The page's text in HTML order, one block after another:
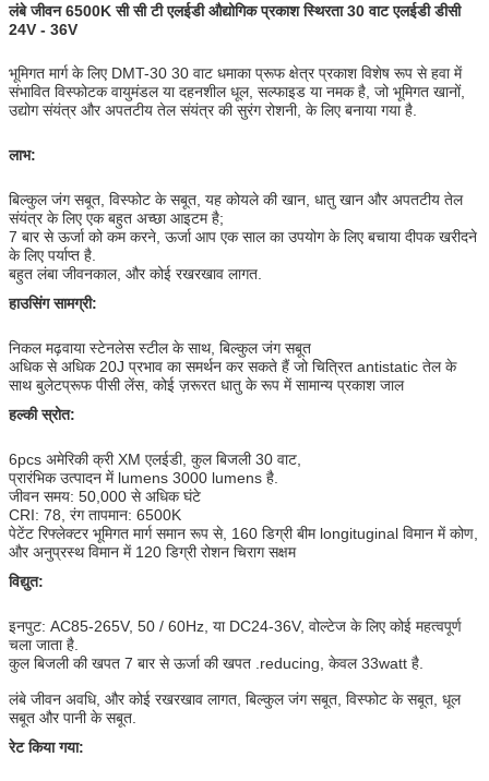
लंबे जीवन 6500K सी सी टी एलईडी औद्योगिक प्रकाश स्थिरता 30 वाट एलईडी डीसी
24V - 36V
भूमिगत मार्ग के लिए DMT-30 30 वाट धमाका प्रूफ क्षेत्र प्रकाश विशेष रूप से हवा में
संभावित विस्फोटक वायुमंडल या दहनशील धूल, सल्फाइड या नमक है, जो भूमिगत खानों,
उद्योग संयंत्र और अपतटीय तेल संयंत्र की सुरंग रोशनी, के लिए बनाया गया है.
लाभ:
बिल्कुल जंग सबूत, विस्फोट के सबूत, यह कोयले की खान, धातु खान और अपतटीय तेल
संयंत्र के लिए एक बहुत अच्छा आइटम है;
7 बार से ऊर्जा को कम करने, ऊर्जा आप एक साल का उपयोग के लिए बचाया दीपक खरीदने
के लिए पर्याप्त है.
बहुत लंबा जीवनकाल, और कोई रखरखाव लागत.
हाउसिंग सामग्री:
निकल मढ़वाया स्टेनलेस स्टील के साथ, बिल्कुल जंग सबूत
अधिक से अधिक 20J प्रभाव का समर्थन कर सकते हैं जो चित्रित antistatic तेल के
साथ बुलेटप्रूफ पीसी लेंस, कोई ज़रूरत धातु के रूप में सामान्य प्रकाश जाल
हल्की स्रोत:
6pcs अमेरिकी क्री XM एलईडी, कुल बिजली 30 वाट,
प्रारंभिक उत्पादन में lumens 3000 lumens है.
जीवन समय: 50,000 से अधिक घंटे
CRI: 78, रंग तापमान: 6500K
पेटेंट रिफ्लेक्टर भूमिगत मार्ग समान रूप से, 160 डिग्री बीम longituginal विमान में कोण,
और अनुप्रस्थ विमान में 120 डिग्री रोशन चिराग सक्षम
विद्युत:
इनपुट: AC85-265V, 50 / 60Hz, या DC24-36V, वोल्टेज के लिए कोई महत्वपूर्ण
चला जाता है.
कुल बिजली की खपत 7 बार से ऊर्जा की खपत .reducing, केवल 33watt है.
लंबे जीवन अवधि, और कोई रखरखाव लागत, बिल्कुल जंग सबूत, विस्फोट के सबूत, धूल
सबूत और पानी के सबूत.
रेट किया गया: